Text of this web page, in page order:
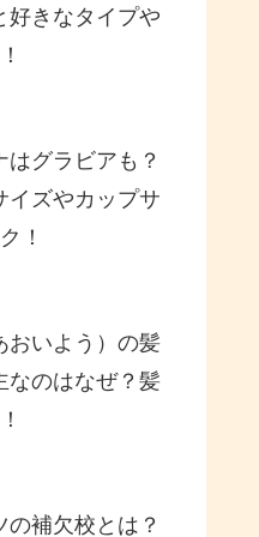
好きなタイプや
はグラビアも？
イズやカップサ
！
おいよう）の髪
なのはなぜ？髪
の補欠校とは？